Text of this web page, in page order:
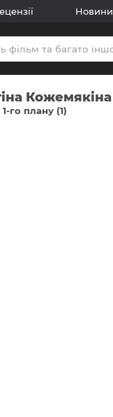
Новини
Кожемякіна
го плану (1)